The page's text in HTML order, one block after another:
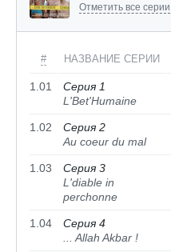
Отметить все серии
# НАЗВАНИЕ СЕРИИ
1.01
Серия 1
L'Bet'Humaine
1.02
Серия 2
Au coeur du mal
1.03
Серия 3
L'diable in
perchonne
1.04
Серия 4
... Allah Akbar !